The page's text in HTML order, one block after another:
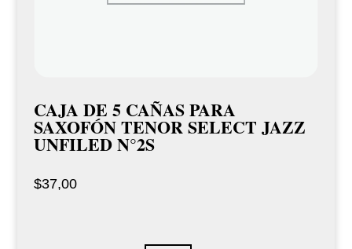
CAJA DE 5 CAÑAS PARA
SAXOFÓN TENOR SELECT JAZZ
UNFILED N°2S
$37,00